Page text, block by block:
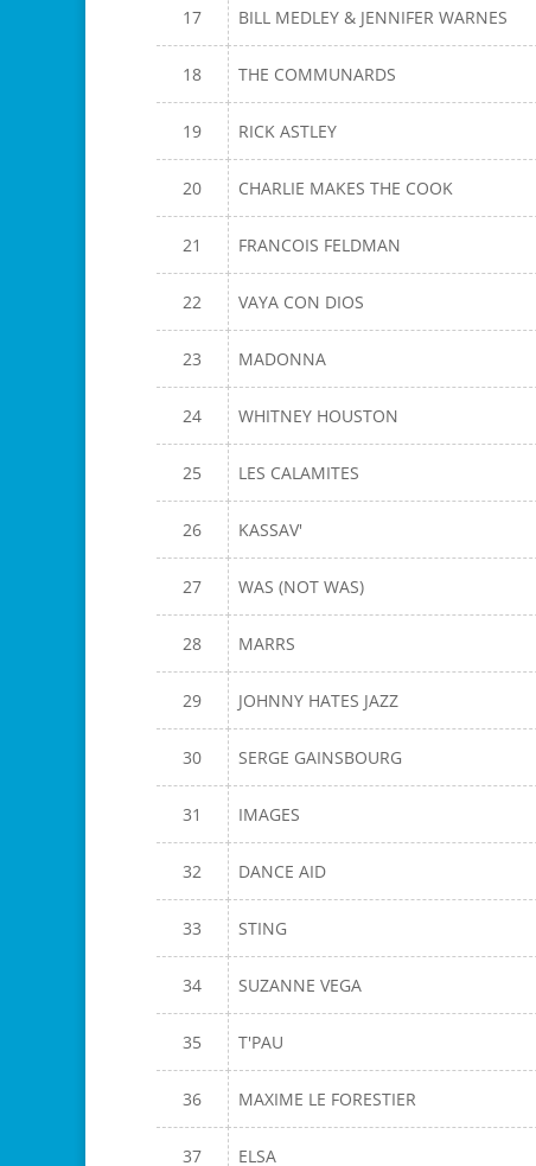
17 BILL MEDLEY & JENNIFER WARNES
18 THE COMMUNARDS
19 RICK ASTLEY
20 CHARLIE MAKES THE COOK
21 FRANCOIS FELDMAN
22 VAYA CON DIOS
23 MADONNA
24 WHITNEY HOUSTON
25 LES CALAMITES
26 KASSAV'
27 WAS (NOT WAS)
28 MARRS
29 JOHNNY HATES JAZZ
30 SERGE GAINSBOURG
31 IMAGES
32 DANCE AID
33 STING
34 SUZANNE VEGA
35 T'PAU
36 MAXIME LE FORESTIER
37 ELSA